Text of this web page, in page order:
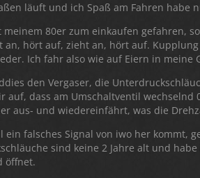
läuft und ich Spaß am Fahren habe
80er zum einkaufen gefahren,
an, hört auf, zieht an, hört auf.
Ich fahr also wie auf Eiern in meine
den Vergaser, die
dass am Umschaltventil wechselnd
aus- und wiedereinfährt, was die
falsches Signal von iwo her kommt,
sind keine 2 Jahre alt und
öffnet.